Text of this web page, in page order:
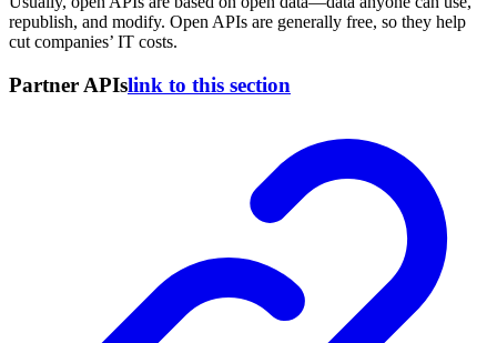
republish, and modify. Open APIs are generally free, so they help
cut companies’ IT costs.
Partner APIslink to this section